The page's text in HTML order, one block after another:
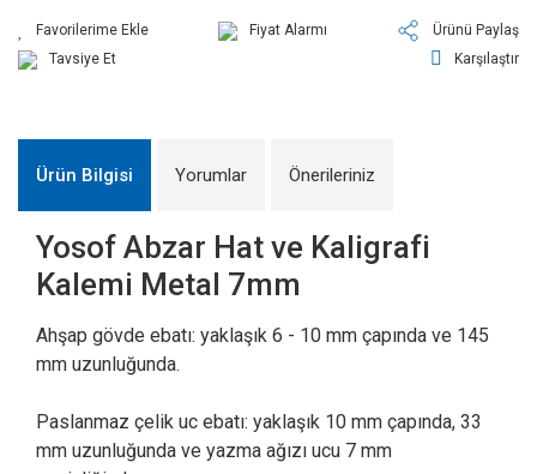
Fiyat Alarmı
Ürünü Paylaş
Tavsiye Et
Karşılaştır
Ürün Bilgisi Yorumlar Önerileriniz
Yosof Abzar Hat ve Kaligrafi
Kalemi Metal 7mm
Ahşap gövde ebatı: yaklaşık 6 - 10 mm çapında ve 145
mm uzunluğunda.
Paslanmaz çelik uc ebatı: yaklaşık 10 mm çapında, 33
mm uzunluğunda ve yazma ağızı ucu 7 mm